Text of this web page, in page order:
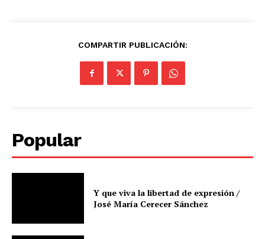
COMPARTIR PUBLICACIÓN:
Popular
Y que viva la libertad de expresión /
José María Cerecer Sánchez